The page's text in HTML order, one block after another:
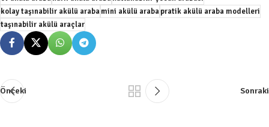
kolay taşınabilir akülü arabamini akülü arabapratik akülü araba modelleri
taşınabilir akülü araçlar
Önceki Sonraki